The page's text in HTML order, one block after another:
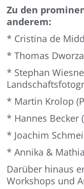
Zu den
anderem:
* Cristina de
* Thomas
* Stephan
* Martin Krolop
* Hannes Becker
* Joachim
* Annika &
Darüber hinaus
Workshops und